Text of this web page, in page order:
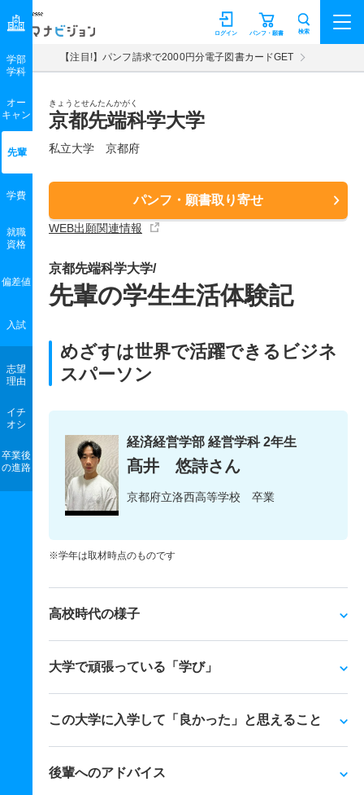
マナビジョン パンフ・願書
ログイン 検索
【注目!】パンフ請求で2000円分電子図書カードGET
きょうとせんたんかがく
京都先端科学大学
私立大学 京都府
パンフ・願書取り寄せ
WEB出願関連情報
学部
学科
オー
キャン
先輩
学費
就職
資格
偏差値
入試
志望
理由
イチ
オシ
卒業後
の進路
京都先端科学大学/
先輩の学生生活体験記
めざすは世界で活躍できるビジネ
スパーソン
経済経営学部 経営学科 2年生
髙井 悠詩さん
京都府立洛西高等学校 卒業
※学年は取材時点のものです
高校時代の様子
大学で頑張っている「学び」
この大学に入学して「良かった」と思えること
後輩へのアドバイス